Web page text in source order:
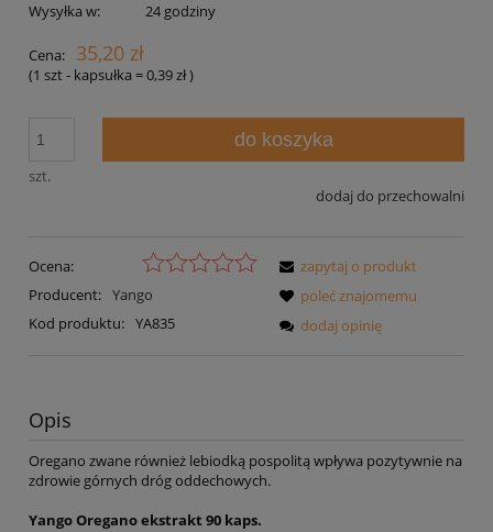
Wysyłka w:
24 godziny
Cena: 35,20 zł
(1 szt - kapsułka =0,39 zł)
szt.
do koszyka
dodaj do przechowalni
Ocena:
Producent: Yango
Kod produktu: YA835
zapytaj o produkt
poleć znajomemu
dodaj opinię
Opis
Oregano zwane również lebiodką pospolitą wpływa pozytywnie na
zdrowie górnych dróg oddechowych.
Yango Oregano ekstrakt 90 kaps.